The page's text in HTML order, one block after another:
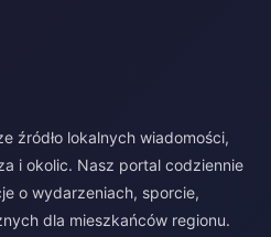
źródło lokalnych wiadomości,
i okolic. Nasz portal codziennie
o wydarzeniach, sporcie,
dla mieszkańców regionu.